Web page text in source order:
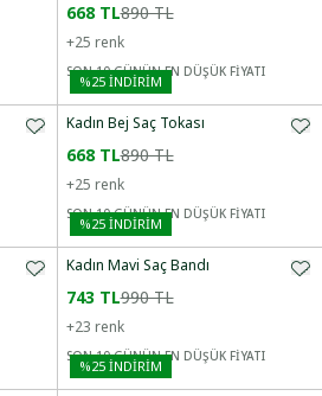
668 TL890 TL
+25 renk
SON 10 GÜNÜN EN DÜŞÜK FİYATI
%25İNDİRİM
Kadın Bej Saç Tokası
668 TL890 TL
+25 renk
SON 10 GÜNÜN EN DÜŞÜK FİYATI
%25İNDİRİM
Kadın Mavi Saç Bandı
743 TL990 TL
+23 renk
SON 10 GÜNÜN EN DÜŞÜK FİYATI
%25İNDİRİM